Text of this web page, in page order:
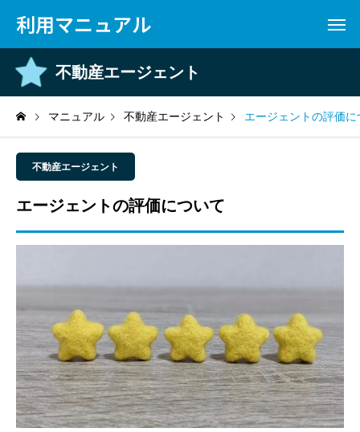
利用マニュアル
不動産エージェント
マニュアル 不動産エージェント エージェントの評価に
不動産エージェント
エージェントの評価について